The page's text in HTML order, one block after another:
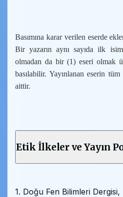
Basımına karar verilen eserde
Bir yazarın aynı sayıda ilk
olmadan da bir (1) eseri olmak
basılabilir. Yayınlanan eserin
aittir.
Etik İlkeler ve Yayın
1. Doğu Fen Bilimleri